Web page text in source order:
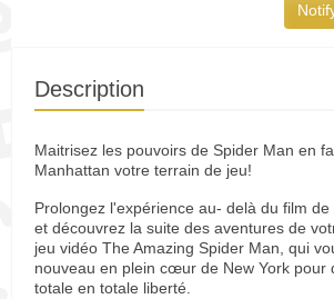
Description
Maitrisez les pouvoirs de Spider Man en
Manhattan votre terrain de jeu!
Prolongez l'expérience au- delà du film
et découvrez la suite des aventures de
jeu vidéo The Amazing Spider Man, qui
nouveau en plein cœur de New York pour
totale en totale liberté.